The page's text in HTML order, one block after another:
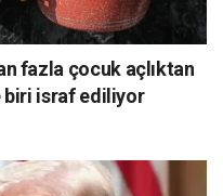
fazla çocuk açlıktan
biri israf ediliyor